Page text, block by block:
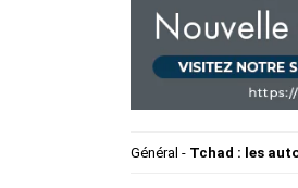
Général - Tchad : les